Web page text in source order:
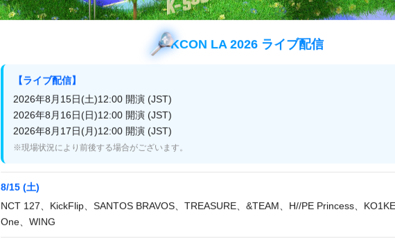
＜ZEROBASEONEがブラックスーツで登場！「BLUE」と「Devil
マンスを初披露！＞
ー以来5作連続「ミリオンセラー」突破を記録し、新しい歴史を刻む彼
の「BLUE」と「Devil Game」の2曲を披露しました。
KCON LA 2026 ライブ配信
【ライブ配信】
2026年8月15日(土)12:00 開演 (JST)
2026年8月16日(日)12:00 開演 (JST)
2026年8月17日(月)12:00 開演 (JST)
※現場状況により前後する場合がございます。
8/15 (土)
NCT 127、KickFlip、SANTOS BRAVOS、TREASURE、&TEAM、H//PE Princess、
One、WING